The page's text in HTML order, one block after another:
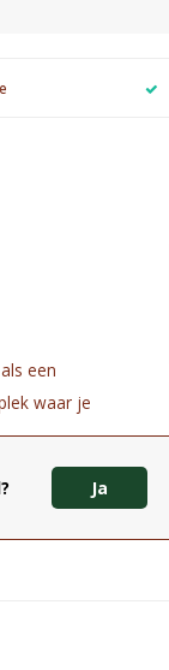
een
waar je
witte
Ja